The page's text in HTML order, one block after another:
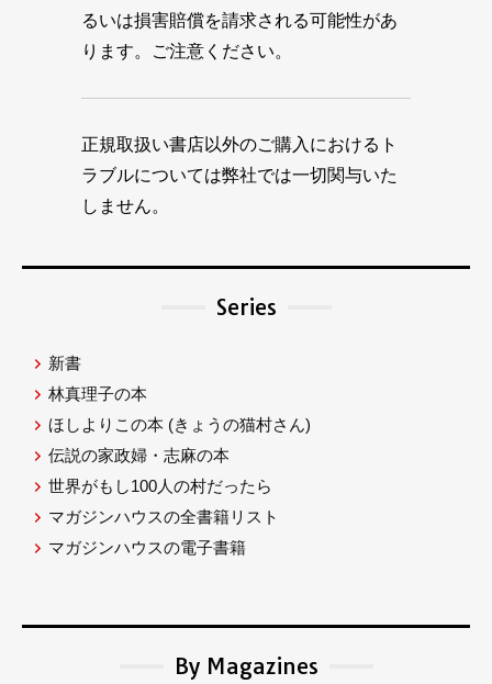
るいは損害賠償を請求される可能性があ
ります。ご注意ください。
正規取扱い書店以外のご購入におけるト
ラブルについては弊社では一切関与いた
しません。
Series
新書
林真理子の本
ほしよりこの本 (きょうの猫村さん)
伝説の家政婦・志麻の本
世界がもし100人の村だったら
マガジンハウスの全書籍リスト
マガジンハウスの電子書籍
By Magazines